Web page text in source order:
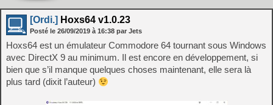
[Ordi.] Hoxs64 v1.0.23
Posté le 26/09/2019 à 16:38 par Jets
Hoxs64 est un émulateur Commodore 64 tournant sous Windows
avec DirectX 9 au minimum. Il est encore en développement, si
bien que s’il manque quelques choses maintenant, elle sera là
plus tard (dixit l’auteur)